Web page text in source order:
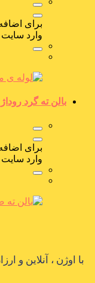
برای
وارد
بالن ته گرد روداژ
برای
وارد
با اوژن ، آنلاین و